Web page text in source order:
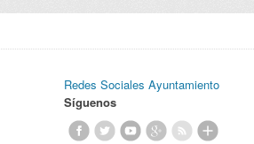
Redes Sociales Ayuntamiento
Síguenos